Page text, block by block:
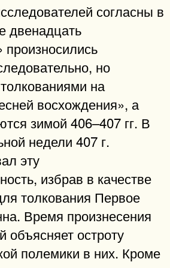
согласны в
двенадцать
но
на
восхождения», а
зимой 406–407 гг. В
недели 407 г.
эту
избрав в качестве
толкования Первое
Время произнесения
объясняет остроту
полемики в них. Кроме